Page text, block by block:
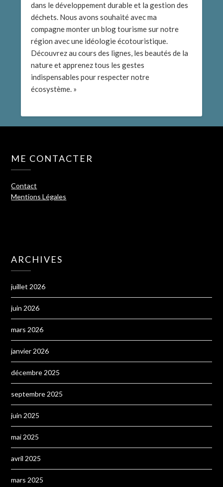
dans le développement durable et la gestion des
déchets. Nous avons souhaité avec ma
compagne monter un blog tourisme sur notre
région avec une idéologie écotouristique.
Découvrez au cours des lignes, les beautés de la
nature et apprenez tous les gestes
indispensables pour respecter notre
écosystème. »
ME CONTACTER
Contact
Mentions Légales
ARCHIVES
juillet 2026
juin 2026
mars 2026
janvier 2026
décembre 2025
septembre 2025
juin 2025
mai 2025
avril 2025
mars 2025